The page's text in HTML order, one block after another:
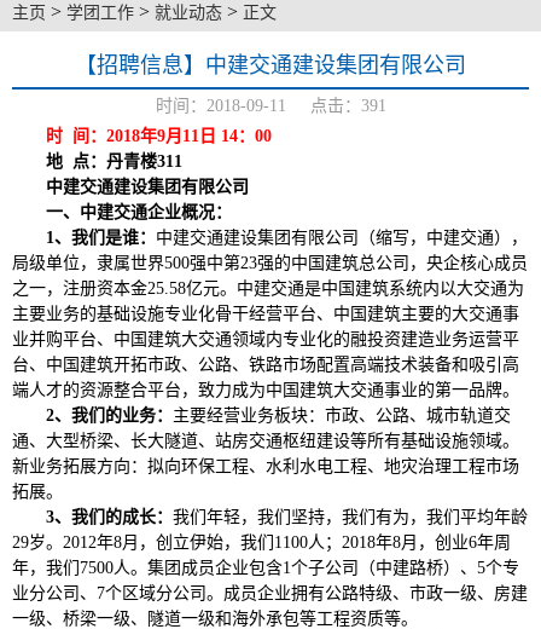
主页 > 学团工作 > 就业动态 > 正文
【招聘信息】中建交通建设集团有限公司
时间：2018-09-11 点击： 391
时 间：2018年9月11日 14：00
地 点：丹青楼311
中建交通建设集团有限公司
一、中建交通企业概况：
1、 我们是谁： 中建交通建设集团有限公司（缩写，中建交通），
局级单位，隶属世界500强中第23强的中国建筑总公司，央企核心成员
之一，注册资本金25.58亿元。中建交通是中国建筑系统内以大交通为
主要业务的基础设施专业化骨干经营平台、中国建筑主要的大交通事
业并购平台、中国建筑大交通领域内专业化的融投资建造业务运营平
台、中国建筑开拓市政、公路、铁路市场配置高端技术装备和吸引高
端人才的资源整合平台，致力成为中国建筑大交通事业的第一品牌。
2、我们的业务： 主要经营业务板块：市政、公路、城市轨道交
通、大型桥梁、长大隧道、站房交通枢纽建设等所有基础设施领域。
新业务拓展方向：拟向环保工程、水利水电工程、地灾治理工程市场
拓展。
3、我们的成长： 我们年轻，我们坚持，我们有为，我们平均年龄
29岁。2012年8月，创立伊始，我们1100人；2018年8月，创业6年周
年，我们7500人。集团成员企业包含1个子公司（中建路桥）、5个专
业分公司、7个区域分公司。成员企业拥有公路特级、市政一级、房建
一级、桥梁一级、隧道一级和海外承包等工程资质等。